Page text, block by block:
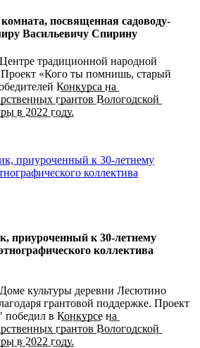
посвященная садоводу-
Васильевичу Спирину
традиционной народной
Проект «Кого ты помнишь, старый
К̲о̲н̲к̲у̲р̲с̲а̲ н̲а̲
г̲р̲а̲н̲т̲о̲в̲ В̲о̲л̲о̲г̲о̲д̲с̲к̲о̲й̲
в̲ 2̲0̲2̲2̲ г̲о̲д̲у̲.
приуроченный к 30-летнему
коллектива
культуры деревни Лесютино
грантовой поддержке. Проект
в К̲о̲н̲к̲у̲р̲с̲е н̲а̲
г̲р̲а̲н̲т̲о̲в̲ В̲о̲л̲о̲г̲о̲д̲с̲к̲о̲й̲
в̲ 2̲0̲2̲2̲ г̲о̲д̲у̲.